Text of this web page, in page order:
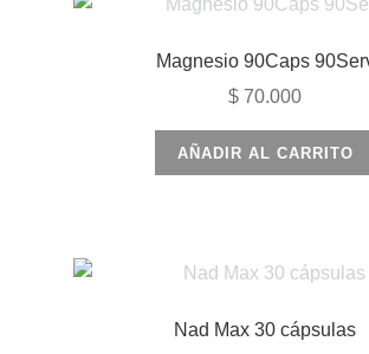
Magnesio 90Caps
$ 70.000
AÑADIR AL CARRITO
Nad Max 30 cápsulas